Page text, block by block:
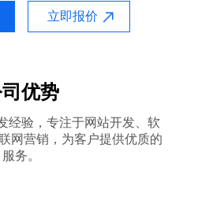
立即报价
优势
经验，专注于网站开发、软
网营销，为客户提供优质的
服务。